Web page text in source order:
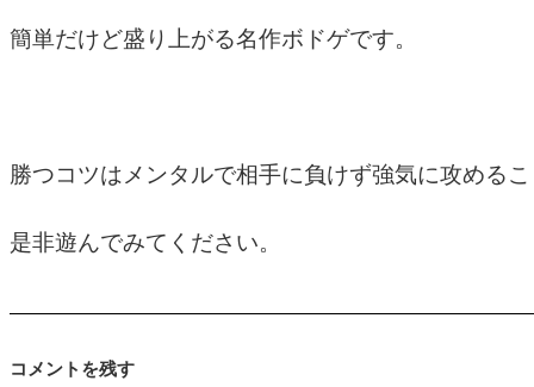
簡単だけど盛り上がる名作ボドゲです。
勝つコツはメンタルで相手に負けず強気に攻める
是非遊んでみてください。
コメントを残す